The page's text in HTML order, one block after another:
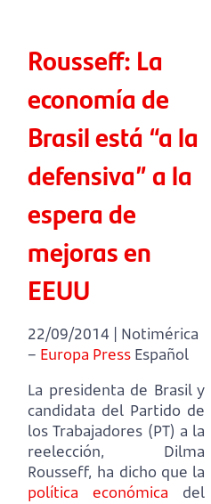
Rousseff: La
economía de
Brasil está “a la
defensiva” a la
espera de
mejoras en
EEUU
22/09/2014 | Notimérica
– Europa Press Español
La presidenta de Brasil y
candidata del Partido de
los Trabajadores (PT) a la
reelección, Dilma
Rousseff, ha dicho que la
política económica del